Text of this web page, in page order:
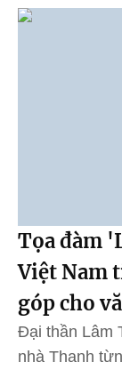
Tọa đàm
Việt Nam
góp cho
Đại thần Lâm
nhà Thanh